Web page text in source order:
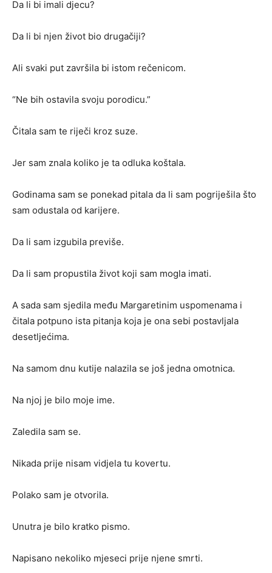
Da li bi imali djecu?
Da li bi njen život bio drugačiji?
Ali svaki put završila bi istom rečenicom.
“Ne bih ostavila svoju porodicu.”
Čitala sam te riječi kroz suze.
Jer sam znala koliko je ta odluka koštala.
Godinama sam se ponekad pitala da li sam pogriješila što
sam odustala od karijere.
Da li sam izgubila previše.
Da li sam propustila život koji sam mogla imati.
A sada sam sjedila među Margaretinim uspomenama i
čitala potpuno ista pitanja koja je ona sebi postavljala
desetljećima.
Na samom dnu kutije nalazila se još jedna omotnica.
Na njoj je bilo moje ime.
Zaledila sam se.
Nikada prije nisam vidjela tu kovertu.
Polako sam je otvorila.
Unutra je bilo kratko pismo.
Napisano nekoliko mjeseci prije njene smrti.